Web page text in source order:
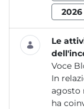
2026
Le
Voce
In
agosto
ha